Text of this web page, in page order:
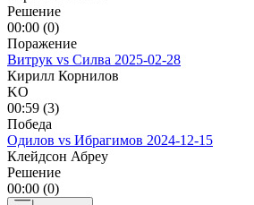
Решение
00:00 (0)
Поражение
Витрук vs Силва 2025-02-28
Кирилл Корнилов
KO
00:59 (3)
Победа
Одилов vs Ибрагимов 2024-12-15
Клейдсон Абреу
Решение
00:00 (0)